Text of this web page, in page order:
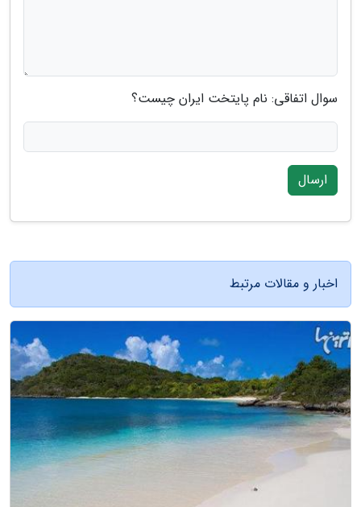
سوال اتفاقی: نام پایتخت ایران چیست؟
ارسال
اخبار و مقالات مرتبط